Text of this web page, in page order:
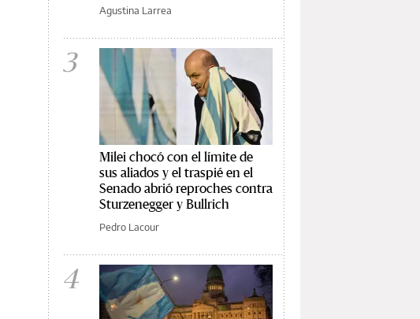
Agustina Larrea
3
Milei chocó con el límite de
sus aliados y el traspié en el
Senado abrió reproches contra
Sturzenegger y Bullrich
Pedro Lacour
4